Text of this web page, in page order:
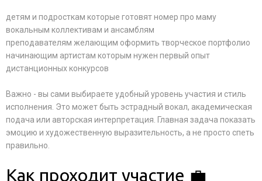
детям и подросткам которые готовят номер про маму
вокальным коллективам и ансамблям
преподавателям желающим оформить творческое портфолио
начинающим артистам которым нужен первый опыт
дистанционных конкурсов
Важно - вы сами выбираете удобный уровень участия и стиль
исполнения. Это может быть эстрадный вокал, академическая
подача или авторская интерпретация. Главная задача показать
эмоцию и художественную выразительность, а не просто спеть
правильно.
Как проходит участие 💼